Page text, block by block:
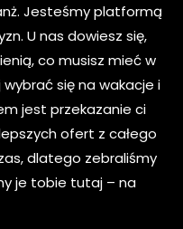
Jesteśmy platformą
U nas dowiesz się,
co musisz mieć w
się na wakacje i
jest przekazanie ci
ofert z całego
dlatego zebraliśmy
je tobie tutaj – na